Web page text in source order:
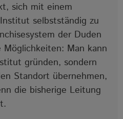
sich mit einem
selbstständig zu
der Duden
Man kann
gründen, sondern
Standort übernehmen,
die bisherige Leitung